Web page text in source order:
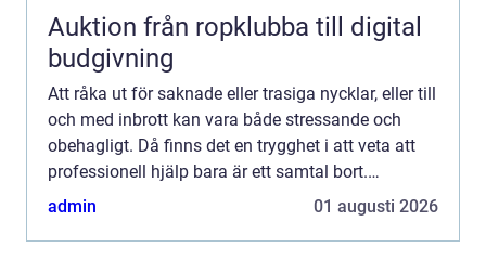
Auktion från ropklubba till digital
budgivning
Att råka ut för saknade eller trasiga nycklar, eller till
och med inbrott kan vara både stressande och
obehagligt. Då finns det en trygghet i att veta att
professionell hjälp bara är ett samtal bort.
Låssmed i M...
admin 01 augusti 2026